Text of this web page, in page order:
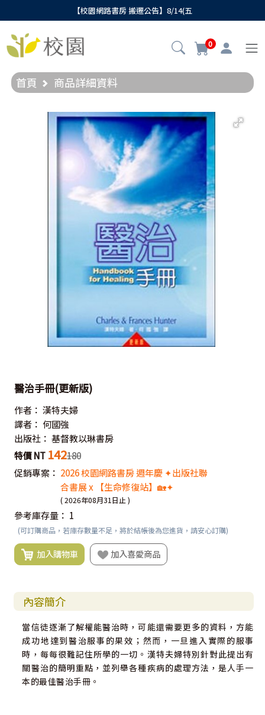
【校園網路書房 搬遷公告】8/14(五
0
首頁 商品詳細資料
醫治手冊(更新版)
作者： 漢特夫婦
譯者： 何國強
出版社： 基督教以琳書房
特價 NT 142180
促銷專案： 2026 校園網路書房 週年慶 ✦出版社聯
合書展 x 【生命修復站】🏡✦
( 2026年08月31日止 )
參考庫存量： 1
(可訂購商品，若庫存數量不足，將於結帳後為您進貨，請安心訂購)
加入購物車 加入喜愛商品
內容簡介
當信徒逐漸了解權能醫治時，可能還需要更多的資料，方能
成功地達到醫治服事的果效；然而，一旦進入實際的服事
時，每每很難記住所學的一切。漢特夫婦特別針對此提出有
關醫治的簡明重點，並列舉各種疾病的處理方法，是人手一
本的最佳醫治手冊。